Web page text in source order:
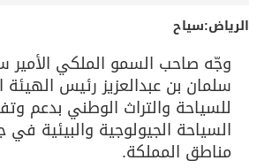
الرياض:سياح
وجّه صاحب السمو الملكي الأمير
سلمان بن عبدالعزيز رئيس الهيئة
للسياحة والتراث الوطني بدعم
السياحة الجيولوجية والبيئية في
مناطق المملكة.